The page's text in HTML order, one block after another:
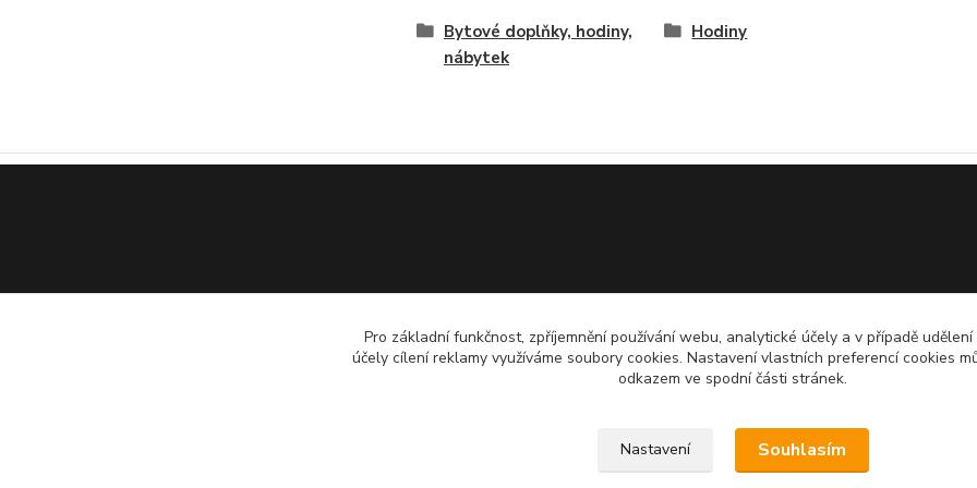
Bytové doplňky, hodiny,
nábytek
Hodiny
Pro základní funkčnost, zpříjemnění používání webu, analytické účely a v případě
účely cílení reklamy využíváme soubory cookies. Nastavení vlastních preferencí cookies
odkazem ve spodní části stránek.
Nastavení Souhlasím